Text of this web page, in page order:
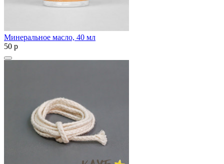
Минеральное масло, 40 мл
50 p